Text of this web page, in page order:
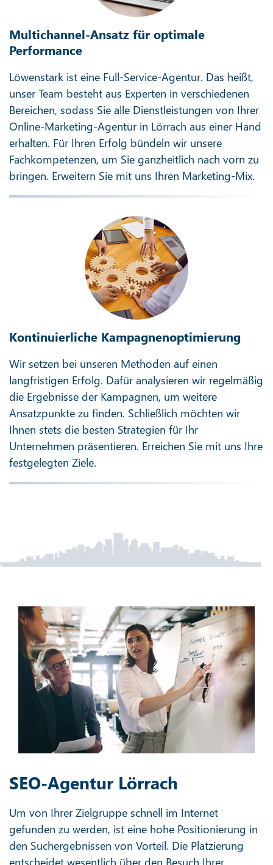
Multichannel-Ansatz für optimale
Performance
Löwenstark ist eine Full-Service-Agentur. Das heißt,
unser Team besteht aus Experten in verschiedenen
Bereichen, sodass Sie alle Dienstleistungen von Ihrer
Online-Marketing-Agentur in Lörrach aus einer Hand
erhalten. Für Ihren Erfolg bündeln wir unsere
Fachkompetenzen, um Sie ganzheitlich nach vorn zu
bringen. Erweitern Sie mit uns Ihren Marketing-Mix.
Kontinuierliche Kampagnenoptimierung
Wir setzen bei unseren Methoden auf einen
langfristigen Erfolg. Dafür analysieren wir regelmäßig
die Ergebnisse der Kampagnen, um weitere
Ansatzpunkte zu finden. Schließlich möchten wir
Ihnen stets die besten Strategien für Ihr
Unternehmen präsentieren. Erreichen Sie mit uns Ihre
festgelegten Ziele.
SEO-Agentur Lörrach
Um von Ihrer Zielgruppe schnell im Internet
gefunden zu werden, ist eine hohe Positionierung in
den Suchergebnissen von Vorteil. Die Platzierung
entscheidet wesentlich über den Besuch Ihrer